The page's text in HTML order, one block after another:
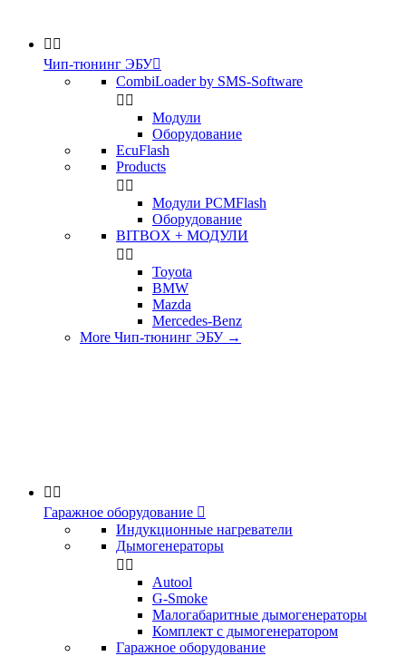
 
Чип-тюнинг ЭБУ
CombiLoader by SMS-Software
 
Модули
Оборудование
EcuFlash
Products
 
Модули PCMFlash
Оборудование
BITBOX + МОДУЛИ
 
Toyota
BMW
Mazda
Mercedes-Benz
More Чип-тюнинг ЭБУ →
 
Гаражное оборудование 
Индукционные нагреватели
Дымогенераторы
 
Аutool
G-Smoke
Малогабаритные дымогенераторы
Комплект с дымогенератором
Гаражное оборудование